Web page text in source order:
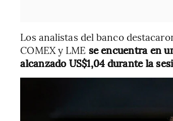
Los analistas del banco
COMEX y LME se encuentra en
alcanzado US$1,04 durante la